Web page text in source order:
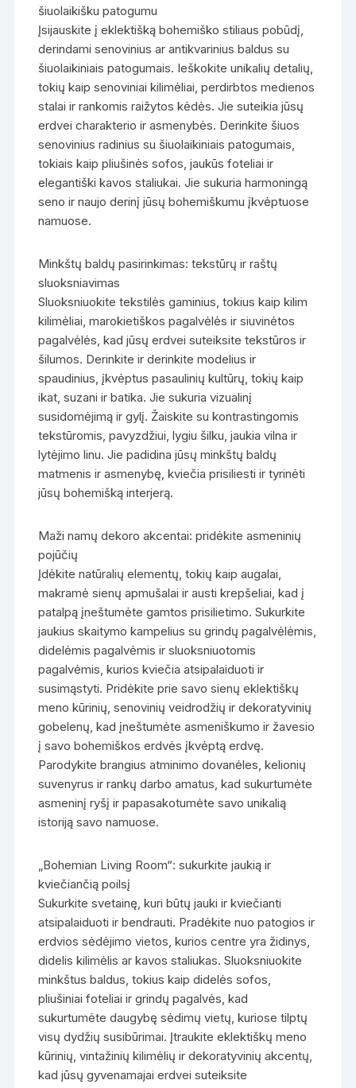
šiuolaikišku patogumu
Įsijauskite į eklektišką bohemiško stiliaus pobūdį,
derindami senovinius ar antikvarinius baldus su
šiuolaikiniais patogumais. Ieškokite unikalių detalių,
tokių kaip senoviniai kilimėliai, perdirbtos medienos
stalai ir rankomis raižytos kėdės. Jie suteikia jūsų
erdvei charakterio ir asmenybės. Derinkite šiuos
senovinius radinius su šiuolaikiniais patogumais,
tokiais kaip pliušinės sofos, jaukūs foteliai ir
elegantiški kavos staliukai. Jie sukuria harmoningą
seno ir naujo derinį jūsų bohemiškumu įkvėptuose
namuose.
Minkštų baldų pasirinkimas: tekstūrų ir raštų
sluoksniavimas
Sluoksniuokite tekstilės gaminius, tokius kaip kilim
kilimėliai, marokietiškos pagalvėlės ir siuvinėtos
pagalvėlės, kad jūsų erdvei suteiksite tekstūros ir
šilumos. Derinkite ir derinkite modelius ir
spaudinius, įkvėptus pasaulinių kultūrų, tokių kaip
ikat, suzani ir batika. Jie sukuria vizualinį
susidomėjimą ir gylį. Žaiskite su kontrastingomis
tekstūromis, pavyzdžiui, lygiu šilku, jaukia vilna ir
lytėjimo linu. Jie padidina jūsų minkštų baldų
matmenis ir asmenybę, kviečia prisiliesti ir tyrinėti
jūsų bohemišką interjerą.
Maži namų dekoro akcentai: pridėkite asmeninių
pojūčių
Įdėkite natūralių elementų, tokių kaip augalai,
makramė sienų apmušalai ir austi krepšeliai, kad į
patalpą įneštumėte gamtos prisilietimo. Sukurkite
jaukius skaitymo kampelius su grindų pagalvėlėmis,
didelėmis pagalvėmis ir sluoksniuotomis
pagalvėmis, kurios kviečia atsipalaiduoti ir
susimąstyti. Pridėkite prie savo sienų eklektiškų
meno kūrinių, senovinių veidrodžių ir dekoratyvinių
gobelenų, kad įneštumėte asmeniškumo ir žavesio
į savo bohemiškos erdvės įkvėptą erdvę.
Parodykite brangius atminimo dovanėles, kelionių
suvenyrus ir rankų darbo amatus, kad sukurtumėte
asmeninį ryšį ir papasakotumėte savo unikalią
istoriją savo namuose.
„Bohemian Living Room“: sukurkite jaukią ir
kviečiančią poilsį
Sukurkite svetainę, kuri būtų jauki ir kviečianti
atsipalaiduoti ir bendrauti. Pradėkite nuo patogios ir
erdvios sėdėjimo vietos, kurios centre yra židinys,
didelis kilimėlis ar kavos staliukas. Sluoksniuokite
minkštus baldus, tokius kaip didelės sofos,
pliušiniai foteliai ir grindų pagalvės, kad
sukurtumėte daugybę sėdimų vietų, kuriose tilptų
visų dydžių susibūrimai. Įtraukite eklektiškų meno
kūrinių, vintažinių kilimėlių ir dekoratyvinių akcentų,
kad jūsų gyvenamajai erdvei suteiksite